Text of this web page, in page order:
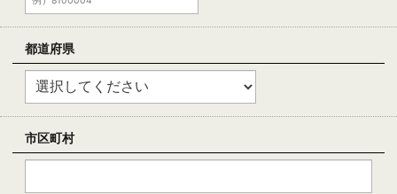
都道府県
市区町村